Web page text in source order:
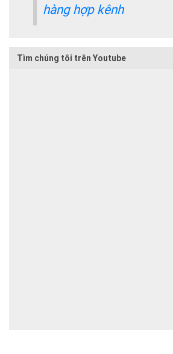
hàng hợp kênh
Tìm chúng tôi trên Youtube